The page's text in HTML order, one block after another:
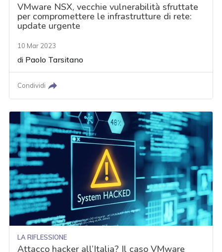
VMware NSX, vecchie vulnerabilità sfruttate
per compromettere le infrastrutture di rete:
update urgente
10 Mar 2023
di Paolo Tarsitano
Condividi
LA RIFLESSIONE
Attacco hacker all’Italia? Il caso VMware